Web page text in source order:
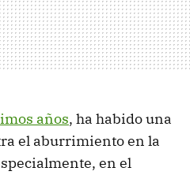
años, ha habido una
el aburrimiento en la
en el